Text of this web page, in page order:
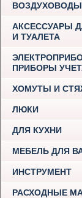
ВОЗДУХОВОДЫ
АКСЕССУАРЫ
И ТУАЛЕТА
ПРИБОРЫ
ХОМУТЫ И
ЛЮКИ
ДЛЯ КУХНИ
МЕБЕЛЬ ДЛЯ
ИНСТРУМЕНТ
РАСХОДНЫЕ